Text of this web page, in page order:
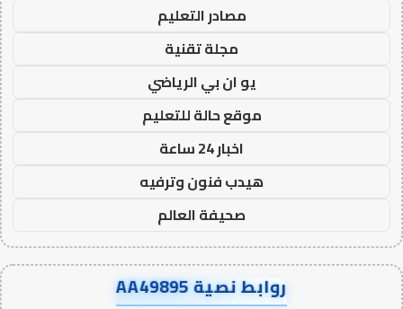
مصادر التعليم
مجلة تقنية
يو ان بي الرياضي
موقع حالة للتعليم
اخبار 24 ساعة
هيدب فنون وترفيه
صحيفة العالم
روابط نصية AA49895